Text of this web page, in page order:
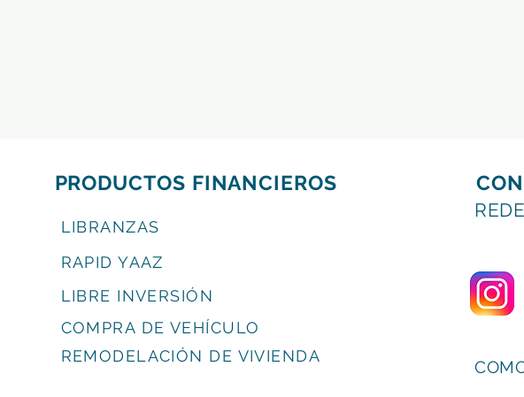
PRODUCTOS FINANCIEROS
LIBRANZAS
RAPID YAAZ
LIBRE INVERSIÓN
COMPRA DE VEHÍCULO
REMODELACIÓN DE VIVIENDA